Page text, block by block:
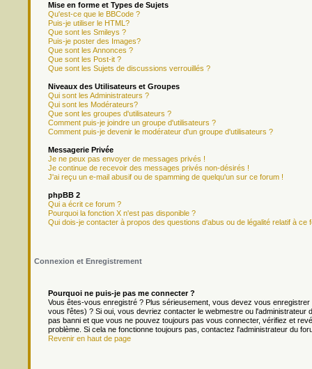
Mise en forme et Types de Sujets
Qu'est-ce que le BBCode ?
Puis-je utiliser le HTML?
Que sont les Smileys ?
Puis-je poster des Images?
Que sont les Annonces ?
Que sont les Post-it ?
Que sont les Sujets de discussions verrouillés ?
Niveaux des Utilisateurs et Groupes
Qui sont les Administrateurs ?
Qui sont les Modérateurs?
Que sont les groupes d'utilisateurs ?
Comment puis-je joindre un groupe d'utilisateurs ?
Comment puis-je devenir le modérateur d'un groupe d'utilisateurs ?
Messagerie Privée
Je ne peux pas envoyer de messages privés !
Je continue de recevoir des messages privés non-désirés !
J'ai reçu un e-mail abusif ou de spamming de quelqu'un sur ce forum !
phpBB 2
Qui a écrit ce forum ?
Pourquoi la fonction X n'est pas disponible ?
Qui dois-je contacter à propos des questions d'abus ou de légalité relatif à ce
Connexion et Enregistrement
Pourquoi ne puis-je pas me connecter ?
Vous êtes-vous enregistré ? Plus sérieusement, vous devez vous
vous l'êtes) ? Si oui, vous devriez contacter le webmestre ou
pas banni et que vous ne pouvez toujours pas vous connecter, vérifiez et
problème. Si cela ne fonctionne toujours pas, contactez l'administrateur du
Revenir en haut de page